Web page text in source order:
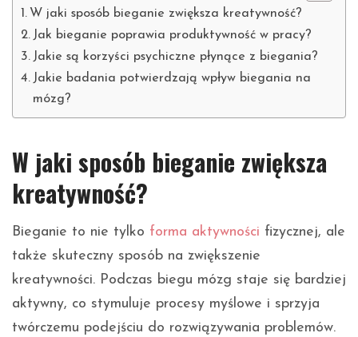
W jaki sposób bieganie zwiększa kreatywność?
Jak bieganie poprawia produktywność w pracy?
Jakie są korzyści psychiczne płynące z biegania?
Jakie badania potwierdzają wpływ biegania na
mózg?
W jaki sposób bieganie zwiększa
kreatywność?
Bieganie to nie tylko forma aktywności fizycznej, ale
także skuteczny sposób na zwiększenie
kreatywności. Podczas biegu mózg staje się bardziej
aktywny, co stymuluje procesy myślowe i sprzyja
twórczemu podejściu do rozwiązywania problemów.